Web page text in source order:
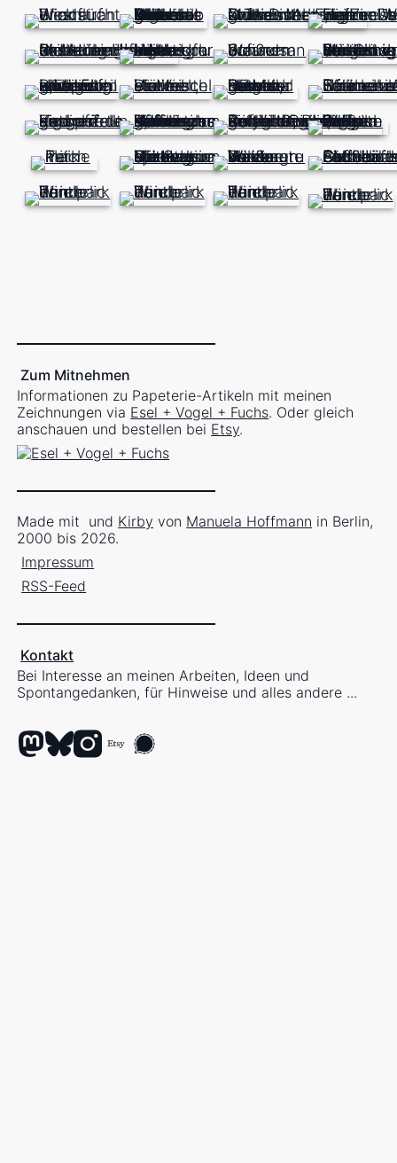
Zum Mitnehmen
Informationen zu Papeterie-Artikeln mit meinen
Zeichnungen via Esel + Vogel + Fuchs. Oder gleich
anschauen und bestellen bei Etsy.
Made mit und Kirby von Manuela Hoffmann in Berlin,
2000 bis 2026.
Impressum
RSS-Feed
Kontakt
Bei Interesse an meinen Arbeiten, Ideen und
Spontangedanken, für Hinweise und alles andere ...